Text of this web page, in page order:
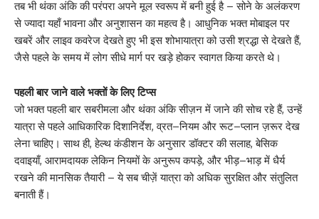
तब भी थंका अंकि की परंपरा अपने मूल स्वरूप में बनी हुई है – सोने के अलंकरण
से ज्यादा यहाँ भावना और अनुशासन का महत्व है। आधुनिक भक्त मोबाइल पर
खबरें और लाइव कवरेज देखते हुए भी इस शोभायात्रा को उसी श्रद्धा से देखते हैं,
जैसे पहले के समय में लोग सीधे मार्ग पर खड़े होकर स्वागत किया करते थे।
पहली बार जाने वाले भक्तों के लिए टिप्स
जो भक्त पहली बार सबरीमला और थंका अंकि सीज़न में जाने की सोच रहे हैं, उन्हें
यात्रा से पहले आधिकारिक दिशानिर्देश, व्रत–नियम और रूट–प्लान ज़रूर देख
लेना चाहिए। साथ ही, हेल्थ कंडीशन के अनुसार डॉक्टर की सलाह, बेसिक
दवाइयाँ, आरामदायक लेकिन नियमों के अनुरूप कपड़े, और भीड़–भाड़ में धैर्य
रखने की मानसिक तैयारी – ये सब चीज़ें यात्रा को अधिक सुरक्षित और संतुलित
बनाती हैं।